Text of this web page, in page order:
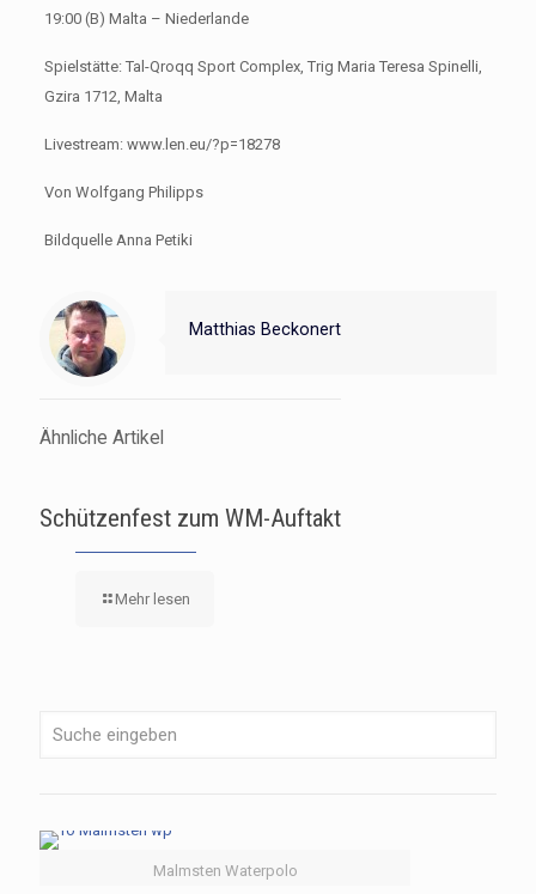
19:00 (B) Malta – Niederlande
Spielstätte: Tal-Qroqq Sport Complex, Trig Maria Teresa Spinelli,
Gzira 1712, Malta
Livestream: www.len.eu/?p=18278
Von Wolfgang Philipps
Bildquelle Anna Petiki
Matthias Beckonert
Ähnliche Artikel
Schützenfest zum WM-Auftakt
Mehr lesen
Malmsten Waterpolo